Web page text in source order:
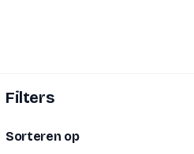
Filters
Sorteren op